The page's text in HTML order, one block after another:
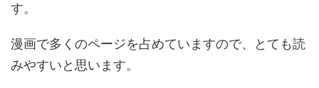
す。
漫画で多くのページを占めていますので、とても読
みやすいと思います。